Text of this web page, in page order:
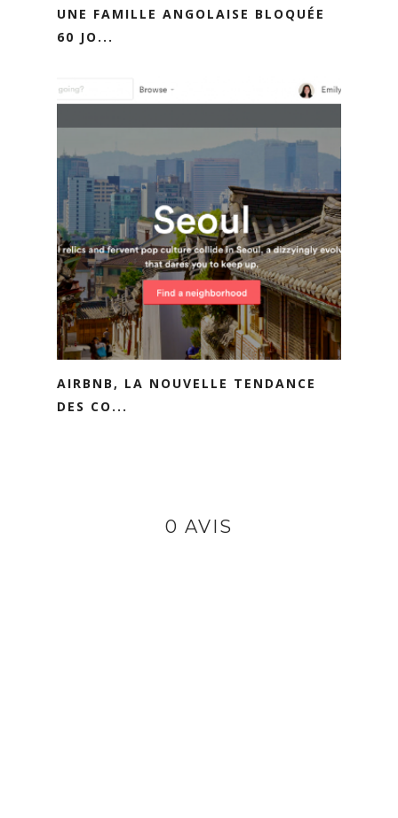
UNE FAMILLE ANGOLAISE BLOQUÉE
60 JO...
AIRBNB, LA NOUVELLE TENDANCE
DES CO...
0 AVIS